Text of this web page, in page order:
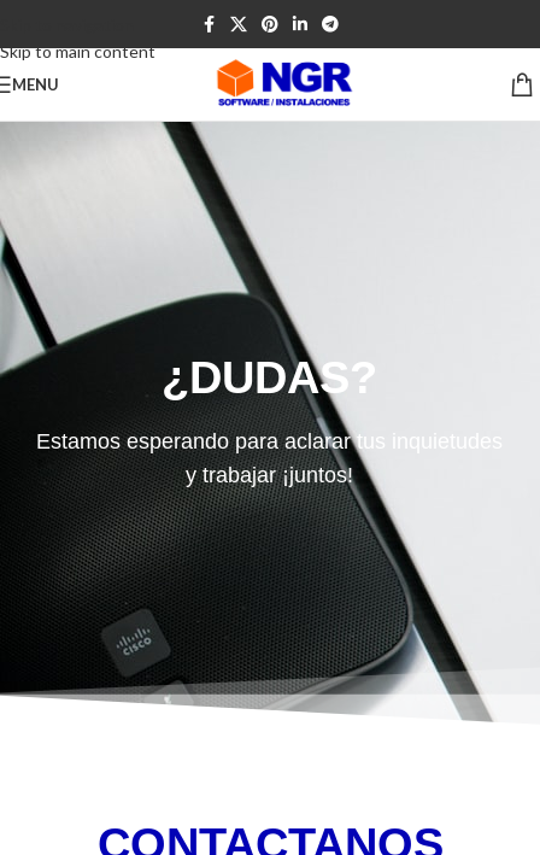
Skip to main content
MENU
¿DUDAS?
Estamos esperando para aclarar tus inquietudes
y trabajar ¡juntos!
CONTACTANOS